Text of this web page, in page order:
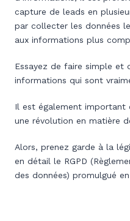
capture de leads en
par collecter les données
aux informations plus
Essayez de faire simple et
informations qui sont
Il est également important
une révolution en matière
Alors, prenez garde à la
en détail le RGPD
des données) promulgué